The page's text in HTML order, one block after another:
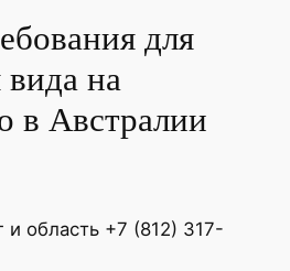
для
на
в Австралии
и область +7 (812) 317-